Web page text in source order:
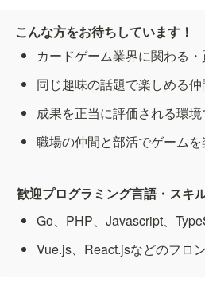
こんな方をお待ちしています！
カードゲーム業界に関わる
同じ趣味の話題で楽しめる仲
成果を正当に評価される環
職場の仲間と部活でゲームを
歓迎プログラミング言語・スキ
Go、PHP、Javascript、
Vue.js、React.jsなどのフロ